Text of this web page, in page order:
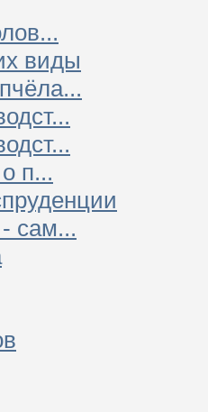
виды
п...
сам...